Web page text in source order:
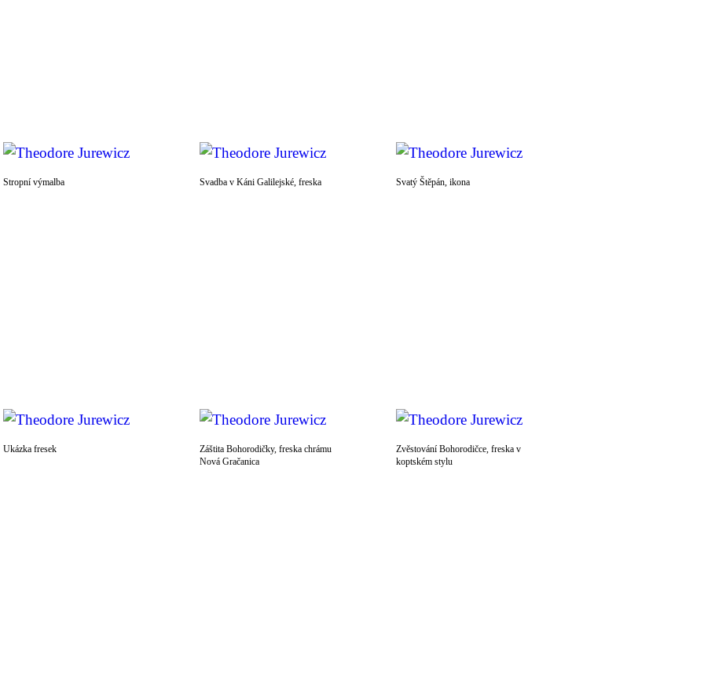
Stropní výmalba Svadba v Káni Galilejské, freska Svatý Štěpán, ikona
Ukázka fresek
Záštita Bohorodičky, freska chrámu
Nová Gračanica
Zvěstování Bohorodičce, freska v
koptském stylu